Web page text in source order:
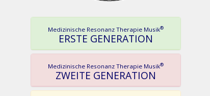
Medizinische Resonanz Therapie Musik®
ERSTE GENERATION
Medizinische Resonanz Therapie Musik®
ZWEITE GENERATION